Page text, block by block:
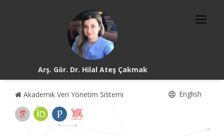
Arş. Gör. Dr. Hilal Ateş Çakmak
Akademik Veri Yönetim Sistemi English